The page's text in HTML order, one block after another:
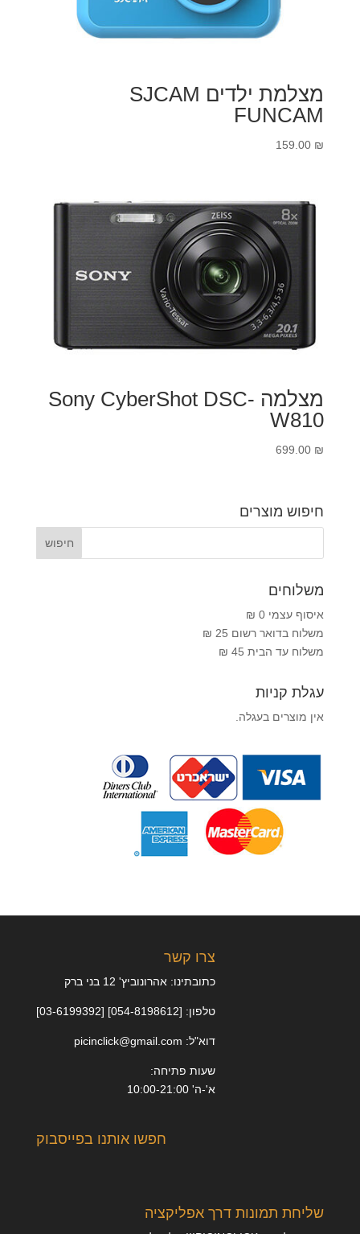
מצלמת ילדים SJCAM
FUNCAM
159.00 ₪
מצלמה Sony CyberShot DSC-
W810
699.00 ₪
חיפוש מוצרים
משלוחים
איסוף עצמי 0 ₪
משלוח בדואר רשום 25 ₪
משלוח עד הבית 45 ₪
עגלת קניות
אין מוצרים בעגלה.
צרו קשר
כתובתינו: אהרונוביץ' 12 בני ברק
טלפון: [054-8198612] [03-6199392]
דוא"ל: picinclick@gmail.com
שעות פתיחה:
א'-ה' 10:00-21:00
חפשו אותנו בפייסבוק
שליחת תמונות דרך אפליקציה